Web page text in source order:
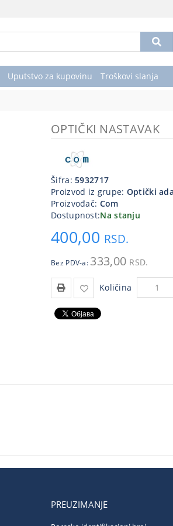
Uputstvo za kupovinu Troškovi slanja
OPTIČKI NASTAVAK
Šifra:5932717
Proizvod iz grupe: Optički
Proizvođač: Com
Dostupnost:Na stanju
400,00 RSD.
Bez PDV-a: 333,00 RSD.
Količina
PREUZIMANJE